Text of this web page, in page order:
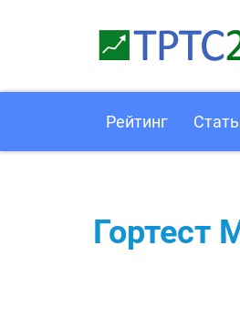
Рейтинг
Гортест